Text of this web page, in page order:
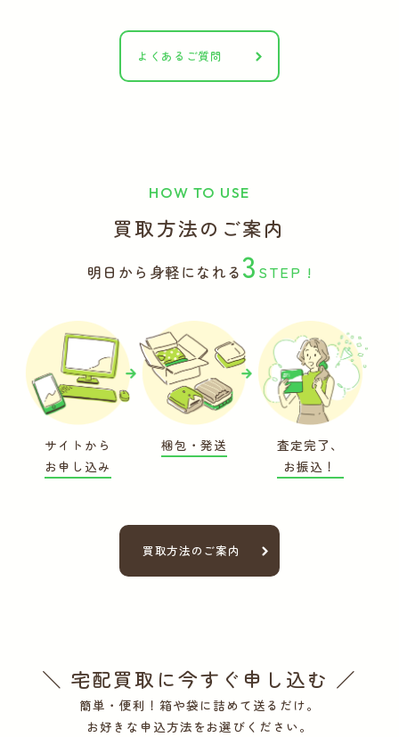
よくあるご質問
HOW TO USE
買取方法のご案内
明日から身軽になれる 3 STEP !
サイトから
お申し込み
梱包・発送
査定完了、
お振込！
買取方法のご案内
＼ 宅配買取に今すぐ申し込む ／
簡単・便利！箱や袋に詰めて送るだけ。
お好きな申込方法をお選びください。